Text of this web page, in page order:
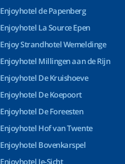
Enjoyhotel de Papenberg
Enjoyhotel La Source Epen
Enjoy Strandhotel Wemeldinge
Enjoyhotel Millingen aan de Rijn
Enjoyhotel De Kruishoeve
Enjoyhotel De Koepoort
Enjoyhotel De Foreesten
Enjoyhotel Hof van Twente
Enjoyhotel Bovenkarspel
Enjoyhotel Ie-Sicht